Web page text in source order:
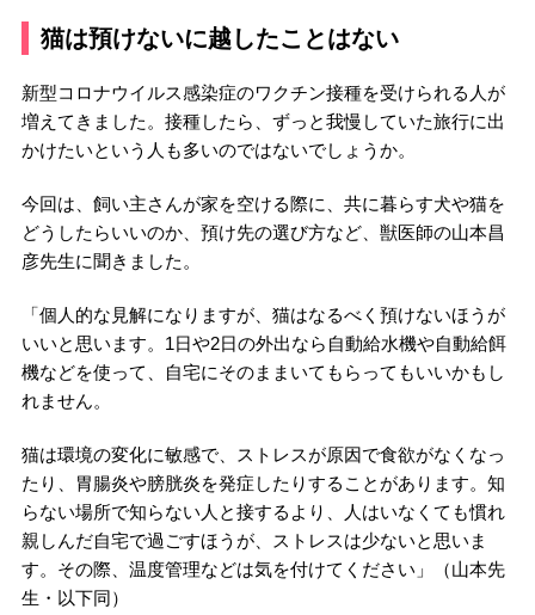
猫は預けないに越したことはない
新型コロナウイルス感染症のワクチン接種を受けられる人が
増えてきました。接種したら、ずっと我慢していた旅行に出
かけたいという人も多いのではないでしょうか。
今回は、飼い主さんが家を空ける際に、共に暮らす犬や猫を
どうしたらいいのか、預け先の選び方など、獣医師の山本昌
彦先生に聞きました。
「個人的な見解になりますが、猫はなるべく預けないほうが
いいと思います。1日や2日の外出なら自動給水機や自動給餌
機などを使って、自宅にそのままいてもらってもいいかもし
れません。
猫は環境の変化に敏感で、ストレスが原因で食欲がなくなっ
たり、胃腸炎や膀胱炎を発症したりすることがあります。知
らない場所で知らない人と接するより、人はいなくても慣れ
親しんだ自宅で過ごすほうが、ストレスは少ないと思いま
す。その際、温度管理などは気を付けてください」（山本先
生・以下同）